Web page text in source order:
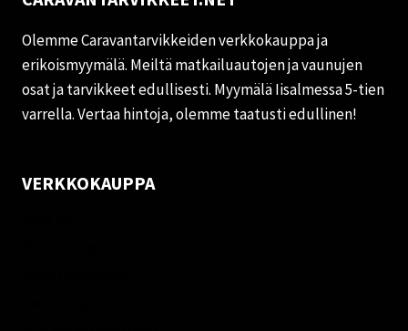
Olemme Caravantarvikkeiden verkkokauppa ja
erikoismyymälä. Meiltä matkailuautojen ja vaunujen
osat ja tarvikkeet edullisesti. Myymälä Iisalmessa 5-tien
varrella. Vertaa hintoja, olemme taatusti edullinen!
VERKKOKAUPPA